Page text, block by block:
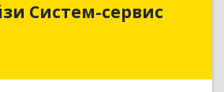
Систем-сервис
Тверская обл, Кимры г, Карла
Подробнее